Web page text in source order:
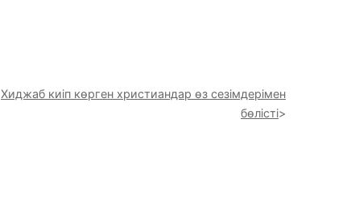
Хиджаб киіп көрген христиандар өз сезімдерімен
бөлісті